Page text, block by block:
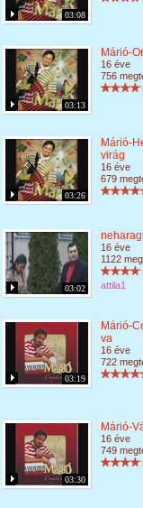
03:08
03:13
Márió-
16 éve
756
03:26
Márió-
virág
16 éve
679
03:02
16 éve
1122
attila1
03:19
Márió-
va
16 éve
722
03:30
Márió-
16 éve
749